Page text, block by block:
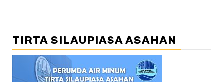
TIRTA SILAUPIASA ASAHAN